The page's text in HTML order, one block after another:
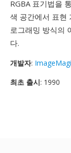
RGBA 표기법을
색 공간에서 표현
로그래밍 방식의
다.
개발자:
최초 출시: 1990